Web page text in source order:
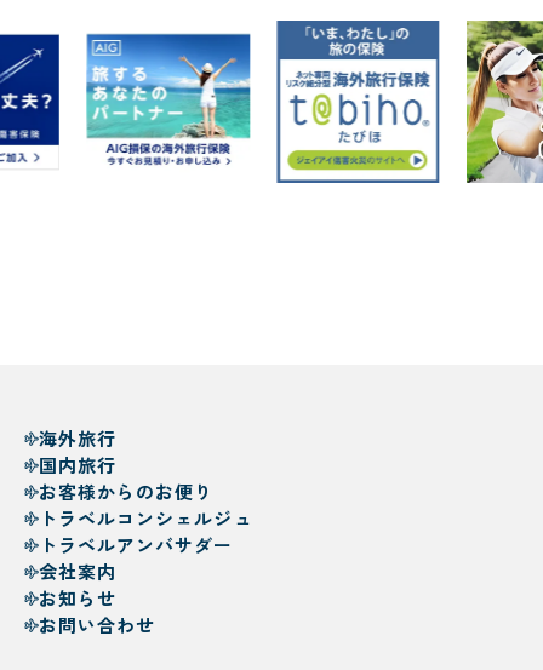
海外旅行
国内旅行
お客様からのお便り
トラベルコンシェルジュ
トラベルアンバサダー
会社案内
お知らせ
お問い合わせ